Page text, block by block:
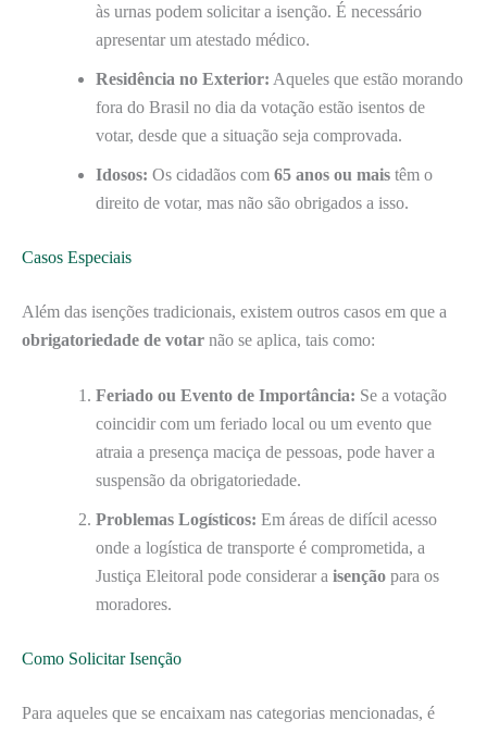
às urnas podem solicitar a isenção. É necessário
apresentar um atestado médico.
Residência no Exterior: Aqueles que estão morando
fora do Brasil no dia da votação estão isentos de
votar, desde que a situação seja comprovada.
Idosos: Os cidadãos com 65 anos ou mais têm o
direito de votar, mas não são obrigados a isso.
Casos Especiais
Além das isenções tradicionais, existem outros casos em que a
obrigatoriedade de votar não se aplica, tais como:
Feriado ou Evento de Importância: Se a votação
coincidir com um feriado local ou um evento que
atraia a presença maciça de pessoas, pode haver a
suspensão da obrigatoriedade.
Problemas Logísticos: Em áreas de difícil acesso
onde a logística de transporte é comprometida, a
Justiça Eleitoral pode considerar a isenção para os
moradores.
Como Solicitar Isenção
Para aqueles que se encaixam nas categorias mencionadas, é